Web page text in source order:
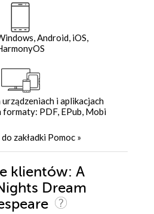
Android, iOS,
i aplikacjach
formaty: PDF, EPub, Mobi
zakładki Pomoc »
klientów: A
Dream